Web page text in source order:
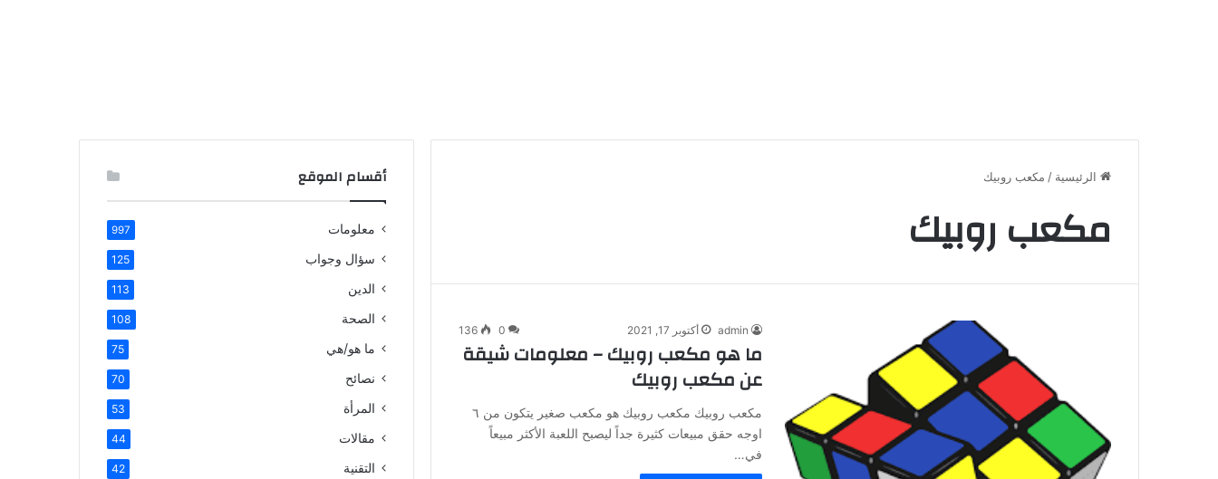
الرئيسية / مكعب روبيك
مكعب روبيك
admin أكتوبر 17, 2021 0
136
ما هو مكعب روبيك – معلومات شيقة
عن مكعب روبيك
مكعب روبيك مكعب روبيك هو مكعب صغير يتكون من ٦
اوجه حقق مبيعات كثيرة جداً ليصبح اللعبة الأكثر مبيعاً
في…
أقسام الموقع
معلومات 997
سؤال وجواب 125
الدين 113
الصحة 108
ما هو/هي 75
نصائح 70
المرأة 53
مقالات 44
التقنية 42